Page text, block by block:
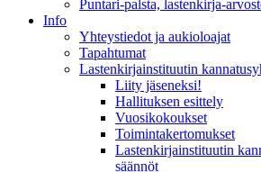
Puntari-palsta, lastenkirja-
Info
Yhteystiedot ja aukioloajat
Tapahtumat
Lastenkirjainstituutin
Liity jäseneksi!
Hallituksen esittely
Vuosikokoukset
Toimintakertomukset
Lastenkirjainstituutin
säännöt